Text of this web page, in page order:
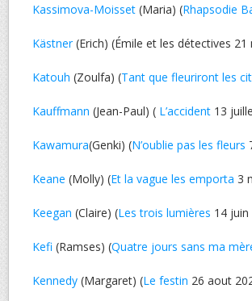
Kassimova-Moisset (Maria) (Rhapsodie
Kästner(Erich) (Émile et les détectives 21
Katouh (Zoulfa) (Tant que fleuriront les
Kauffmann (Jean-Paul) ( L’accident 13
Kawamura(Genki) (N’oublie pas les fleurs
Keane (Molly) (Et la vague les emporta 3
Keegan (Claire) (Les trois lumières 14 juin
Kefi (Ramses) (Quatre jours sans ma
Kennedy (Margaret) (Le festin 26 aout